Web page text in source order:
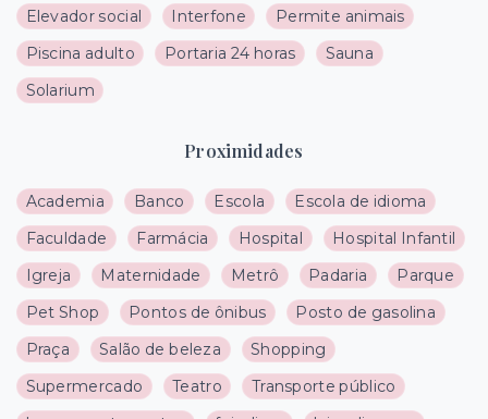
Elevador social
Interfone
Permite animais
Piscina adulto
Portaria 24 horas
Sauna
Solarium
Proximidades
Academia Banco Escola
Escola de idioma
Faculdade
Farmácia Hospital
Hospital Infantil
Igreja
Maternidade Metrô Padaria
Parque
Pet Shop
Pontos de ônibus
Posto de gasolina
Praça
Salão de beleza
Shopping
Supermercado
Teatro
Transporte público